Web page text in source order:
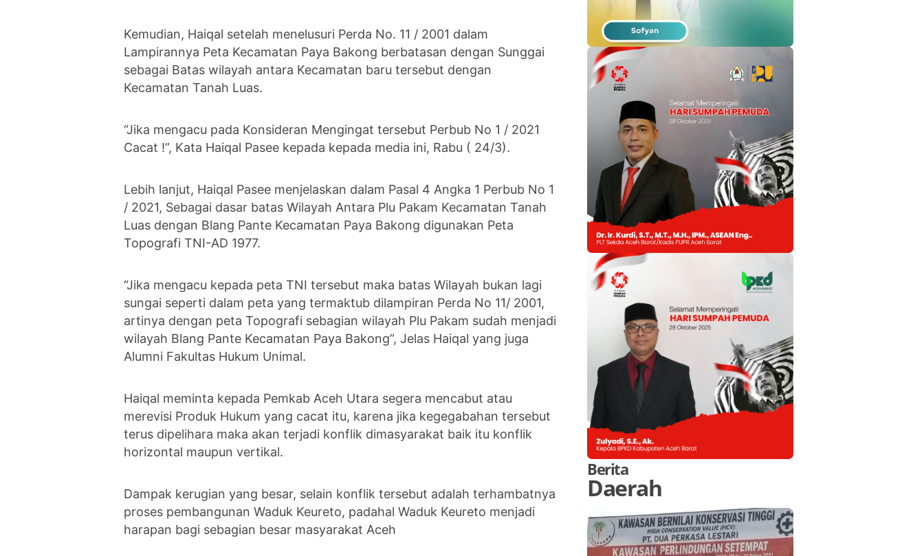
Kemudian, Haiqal setelah menelusuri Perda No. 11 / 2001 dalam
Lampirannya Peta Kecamatan Paya Bakong berbatasan dengan Sunggai
sebagai Batas wilayah antara Kecamatan baru tersebut dengan
Kecamatan Tanah Luas.
“Jika mengacu pada Konsideran Mengingat tersebut Perbub No 1 / 2021
Cacat !”, Kata Haiqal Pasee kepada kepada media ini, Rabu ( 24/3).
Lebih lanjut, Haiqal Pasee menjelaskan dalam Pasal 4 Angka 1 Perbub No 1
/ 2021, Sebagai dasar batas Wilayah Antara Plu Pakam Kecamatan Tanah
Luas dengan Blang Pante Kecamatan Paya Bakong digunakan Peta
Topografi TNI-AD 1977.
“Jika mengacu kepada peta TNI tersebut maka batas Wilayah bukan lagi
sungai seperti dalam peta yang termaktub dilampiran Perda No 11/ 2001,
artinya dengan peta Topografi sebagian wilayah Plu Pakam sudah menjadi
wilayah Blang Pante Kecamatan Paya Bakong”, Jelas Haiqal yang juga
Alumni Fakultas Hukum Unimal.
Haiqal meminta kepada Pemkab Aceh Utara segera mencabut atau
merevisi Produk Hukum yang cacat itu, karena jika kegegabahan tersebut
terus dipelihara maka akan terjadi konflik dimasyarakat baik itu konflik
horizontal maupun vertikal.
Dampak kerugian yang besar, selain konflik tersebut adalah terhambatnya
proses pembangunan Waduk Keureto, padahal Waduk Keureto menjadi
harapan bagi sebagian besar masyarakat Aceh
Berita
Daerah